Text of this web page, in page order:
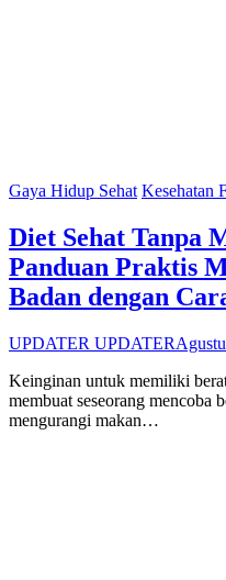
Gaya Hidup Sehat Kesehatan
Diet Sehat Tanpa
Panduan Praktis
Badan dengan
UPDATER UPDATER
Keinginan untuk memiliki
membuat seseorang mencoba
mengurangi makan…